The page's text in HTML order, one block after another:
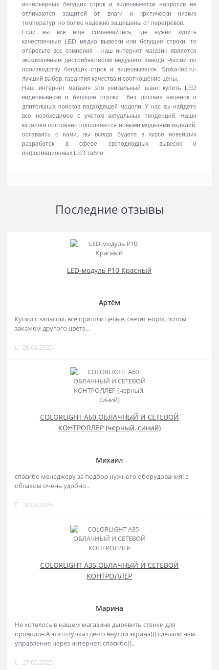
интерьерных бегущих строк и видеовывесок напротив не
отличаются защитой от влаги и критически низких
температур, но более надежно защищены от перегревов.
Если вы все еще сомневайтесь, где нужно купить
качественные LED медиа вывески или бегущие строки, то
отбросьте все сомнения - наш интернет магазин является
эксклюзивным дистрибьютером ведущего завода России по
производству бегущих строк и видеовывесок. Sroka-led.ru-
лучший выбор, гарантия качества и соотношение цены.
Наш интернет магазин это уникальный шанс купить LED
видеовывески и бегущие строки без лишних наценок и
длительных поисков подходящей модели. У нас вы найдете
все необходимое с учетом актуальных тенденций. Наши
каталоги постоянно пополняются новыми моделями изделий,
оставаясь с нами, вы всегда будете в курсе новейших
разработок в сфере светодиодных вывесок и
информационных LED табло.
Последние отзывы
LED-модуль P10 Красный
Артём
Купил с запасом, все пришли целые, светят норм, потом
закажем другого цвета...
28.08.2025
COLORLIGHT A60 ОБЛАЧНЫЙ И СЕТЕВОЙ
КОНТРОЛЛЕР (черный, синий)
Михаил
спасибо менеджеру за подбор нужного оборудования! с
облаком очень удобно..
20.08.2025
COLORLIGHT A35 ОБЛАЧНЫЙ И СЕТЕВОЙ
КОНТРОЛЛЕР
Марина
Не хотелось в нашем магазине дырявить стенки для
проводов А эта штучка где-то внутри экрана))) сделали нам
управление через интернет, спасибо))..
27.06.2025